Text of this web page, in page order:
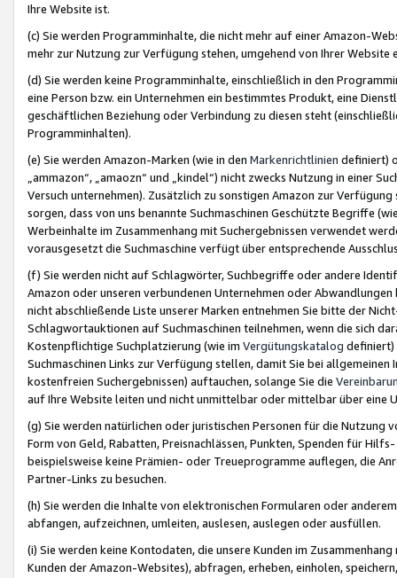
Ihre Website ist.
(c) Sie werden Programminhalte, die nicht mehr auf einer Amazon-
mehr zur Nutzung zur Verfügung stehen, umgehend von Ihrer
(d) Sie werden keine Programminhalte, einschließlich in den
eine Person bzw. ein Unternehmen ein bestimmtes Produkt, eine
geschäftlichen Beziehung oder Verbindung zu diesen steht
Programminhalten).
(e) Sie werden Amazon-Marken (wie in den Markenrichtlinien definiert)
„ammazon“, „amaozn“ und „kindel“) nicht zwecks Nutzung in einer
Versuch unternehmen). Zusätzlich zu sonstigen Amazon zur
sorgen, dass von uns benannte Suchmaschinen Geschützte Begriffe
Werbeinhalte im Zusammenhang mit Suchergebnissen verwendet
vorausgesetzt die Suchmaschine verfügt über entsprechende
(f) Sie werden nicht auf Schlagwörter, Suchbegriffe oder andere
Amazon oder unseren verbundenen Unternehmen oder
nicht abschließende Liste unserer Marken entnehmen Sie bitte der
Schlagwortauktionen auf Suchmaschinen teilnehmen, wenn die sich
Kostenpflichtige Suchplatzierung (wie im Vergütungskatalog definiert)
Suchmaschinen Links zur Verfügung stellen, damit Sie bei
kostenfreien Suchergebnissen) auftauchen, solange Sie die
auf Ihre Website leiten und nicht unmittelbar oder mittelbar über eine
(g) Sie werden natürlichen oder juristischen Personen für die Nutzung
Form von Geld, Rabatten, Preisnachlässen, Punkten, Spenden für
beispielsweise keine Prämien- oder Treueprogramme auflegen, die
Partner-Links zu besuchen.
(h) Sie werden die Inhalte von elektronischen Formularen oder
abfangen, aufzeichnen, umleiten, auslesen, auslegen oder ausfüllen.
(i) Sie werden keine Kontodaten, die unsere Kunden im
Kunden der Amazon-Websites), abfragen, erheben, einholen,